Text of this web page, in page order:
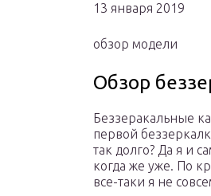
13 января 2019
обзор модели
Обзор
Беззеракальные
первой
так долго? Да я и
когда же уже. По
все-таки я не